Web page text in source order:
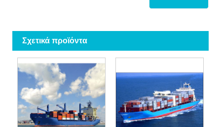
Σχετικά προϊόντα